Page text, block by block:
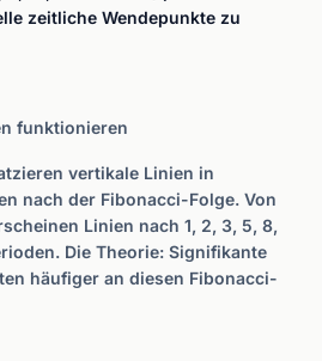
zeitliche Wendepunkte zu
funktionieren
vertikale Linien in
nach der Fibonacci-Folge. Von
Linien nach 1, 2, 3, 5, 8,
Die Theorie: Signifikante
häufiger an diesen Fibonacci-